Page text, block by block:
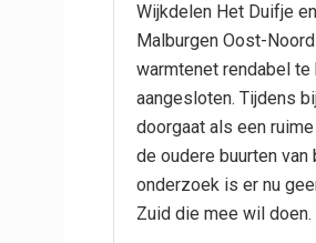
Wijkdelen Het Duifje
Malburgen Oost-
warmtenet rendabel te
aangesloten. Tijdens
doorgaat als een
de oudere buurten
onderzoek is er nu
Zuid die mee wil doen.